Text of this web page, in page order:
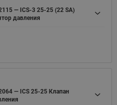
— ICS-3 25-25 (22 SA)
давления
— ICS 25-25 Клапан